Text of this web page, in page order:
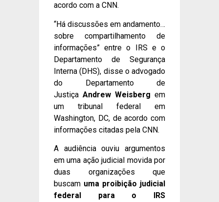
acordo com a CNN.
“Há discussões em andamento…
sobre compartilhamento de
informações” entre o IRS e o
Departamento de Segurança
Interna (DHS), disse o advogado
do Departamento de
Justiça Andrew Weisberg em
um tribunal federal em
Washington, DC, de acordo com
informações citadas pela CNN.
A audiência ouviu argumentos
em uma ação judicial movida por
duas organizações que
buscam uma proibição judicial
federal para o IRS